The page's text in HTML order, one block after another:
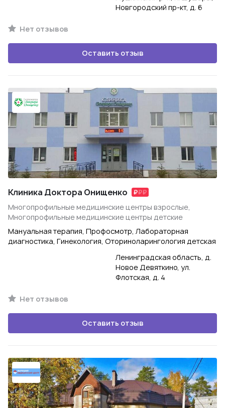
Новгородский пр-кт, д. 6
Нет отзывов
Оставить отзыв
Клиника Доктора Онищенко
Многопрофильные медицинские центры взрослые,
Многопрофильные медицинские центры детские
Мануальная терапия, Профосмотр, Лабораторная
диагностика, Гинекология, Оториноларингология детская
Ленинградская область, д.
Новое Девяткино, ул.
Флотская, д. 4
Нет отзывов
Оставить отзыв